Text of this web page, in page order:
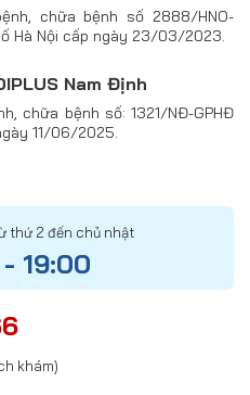
chữa bệnh số 2888/HNO-
Hà Nội cấp ngày 23/03/2023.
Nam Định
chữa bệnh số: 1321/NĐ-GPHĐ
11/06/2025.
thứ 2 đến chủ nhật
19:00
khám)